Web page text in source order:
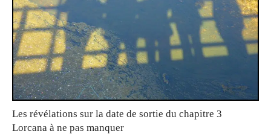
Les révélations sur la date de sortie du chapitre 3
Lorcana à ne pas manquer